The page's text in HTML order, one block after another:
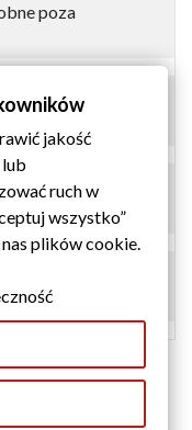
poza
rustykalne na
jakość
ruch w
wszystko”
plików cookie.